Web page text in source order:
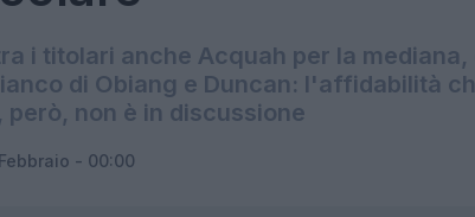
i titolari anche Acquah per la
di Obiang e Duncan: l'affidabilità
però, non è in discussione
- 00:00